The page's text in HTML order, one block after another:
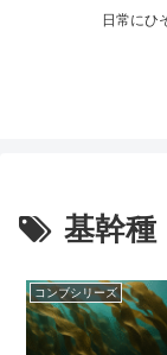
日常にひ
基幹種
コンブシリーズ